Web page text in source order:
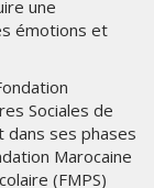
une
émotions et
Sociales de
dans ses phases
Marocaine
(FMPS)